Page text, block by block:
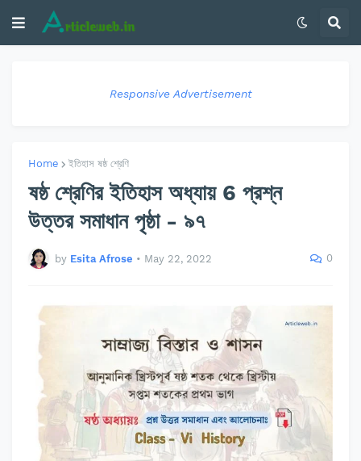
Responsive Advertisement
Home ইতিহাস ষষ্ঠ শ্রেণি
ষষ্ঠ শ্রেণির ইতিহাস অধ্যায় 6 প্রশ্ন
উত্তর সমাধান পৃষ্ঠা - ৯৭
by Esita Afrose • May 22, 2022 0